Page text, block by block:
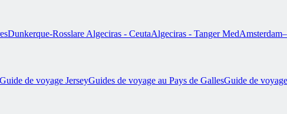
Dunkerque-Rosslare Algeciras - CeutaAlgeciras - Tanger Med
Guide de voyage JerseyGuides de voyage au Pays de GallesGuide de